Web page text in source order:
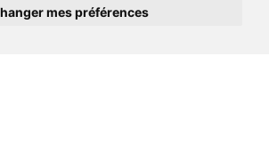
mes préférences